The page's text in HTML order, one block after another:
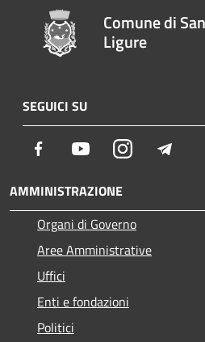
Comune di
Ligure
SEGUICI SU
Facebook YoutubeInstagram
AMMINISTRAZIONE
Organi di Governo
Aree Amministrative
Uffici
Enti e fondazioni
Politici